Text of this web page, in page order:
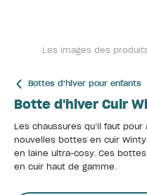
Les images des
Bottes d'hiver pour enfants
Botte d'hiver Cuir
Les chaussures qu’il faut
nouvelles bottes en cuir
en laine ultra-cosy. Ces
en cuir haut de gamme.